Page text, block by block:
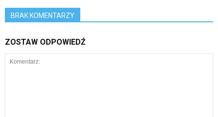
BRAK KOMENTARZY
ZOSTAW ODPOWIEDŹ